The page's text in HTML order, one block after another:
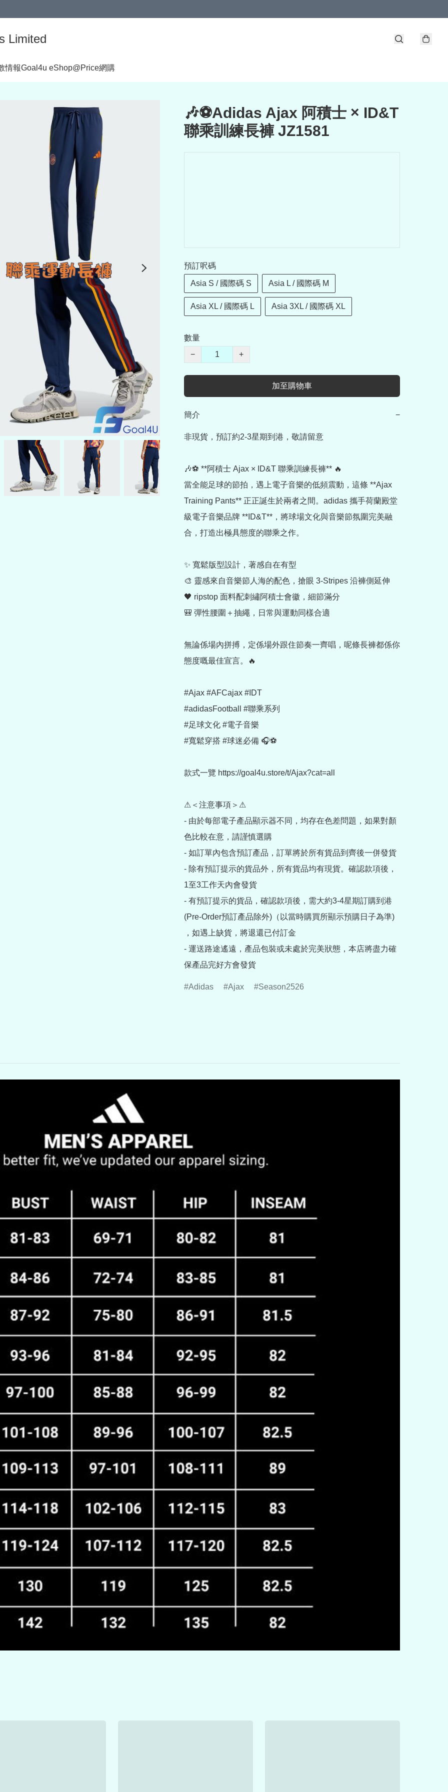
Limited
情報Goal4u eShop@Price網購
🎶⚽Adidas Ajax 阿積士 × ID&T
聯乘訓練長褲 JZ1581
預訂呎碼
Asia S / 國際碼 S Asia L / 國際碼 M
Asia XL / 國際碼 L Asia 3XL / 國際碼 XL
數量
−
+
加至購物車
簡介 −
非現貨，預訂約2-3星期到港，敬請留意
🎶⚽ **阿積士 Ajax × ID&T 聯乘訓練長褲** 🔥
當全能足球的節拍，遇上電子音樂的低頻震動，這條 **Ajax
Training Pants** 正正誕生於兩者之間。adidas 攜手荷蘭殿堂
級電子音樂品牌 **ID&T**，將球場文化與音樂節氛圍完美融
合，打造出極具態度的聯乘之作。
✨ 寬鬆版型設計，著感自在有型
🎨 靈感來自音樂節人海的配色，搶眼 3-Stripes 沿褲側延伸
🖤 ripstop 面料配刺繡阿積士會徽，細節滿分
🎒 彈性腰圍＋抽繩，日常與運動同樣合適
無論係場內拼搏，定係場外跟住節奏一齊唱，呢條長褲都係你
態度嘅最佳宣言。🔥
#Ajax #AFCajax #IDT
#adidasFootball #聯乘系列
#足球文化 #電子音樂
#寬鬆穿搭 #球迷必備 🎧⚽
款式一覽 https://goal4u.store/t/Ajax?cat=all
⚠＜注意事項＞⚠
- 由於每部電子產品顯示器不同，均存在色差問題，如果對顏
色比較在意，請謹慎選購
- 如訂單內包含預訂產品，訂單將於所有貨品到齊後一併發貨
- 除有預訂提示的貨品外，所有貨品均有現貨。確認款項後，
1至3工作天內會發貨
- 有預訂提示的貨品，確認款項後，需大約3-4星期訂購到港
(Pre-Order預訂產品除外)（以當時購買所顯示預購日子為準)
，如遇上缺貨，將退還已付訂金
- 運送路途遙遠，產品包裝或未處於完美狀態，本店將盡力確
保產品完好方會發貨
Adidas Ajax Season2526